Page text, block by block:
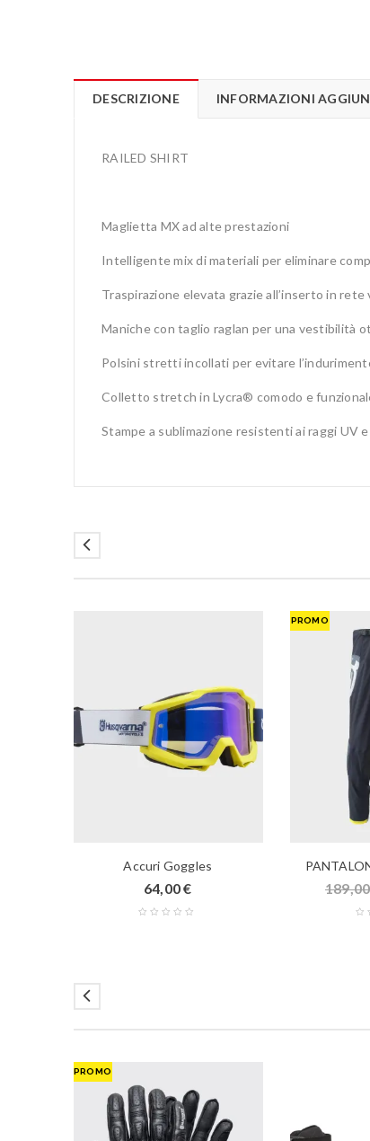
DESCRIZIONE INFORMAZIONI
RAILED SHIRT
Maglietta MX ad alte prestazioni
Intelligente mix di materiali per eliminare
Traspirazione elevata grazie all’inserto in
Maniche con taglio raglan per una vestibilità
Polsini stretti incollati per evitare
Colletto stretch in Lycra® comodo e
Stampe a sublimazione resistenti ai raggi UV
Accuri Goggles
64,00€
PROMO
PROMO